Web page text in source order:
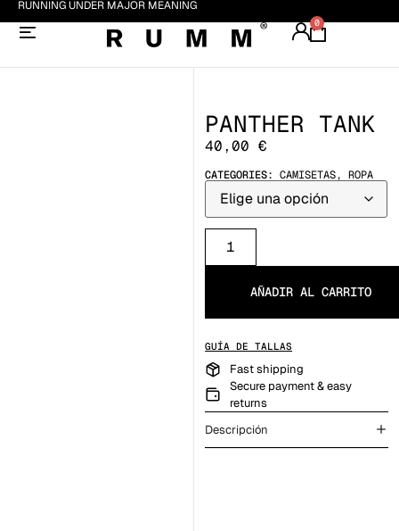
RUNNING UNDER MAJOR MEANING
0
PANTHER TANK
40,00€
CATEGORIES:CAMISETAS,ROPA
AÑADIR AL CARRITO
GUÍA DE TALLAS
Fast shipping
Secure payment & easy
returns
Descripción